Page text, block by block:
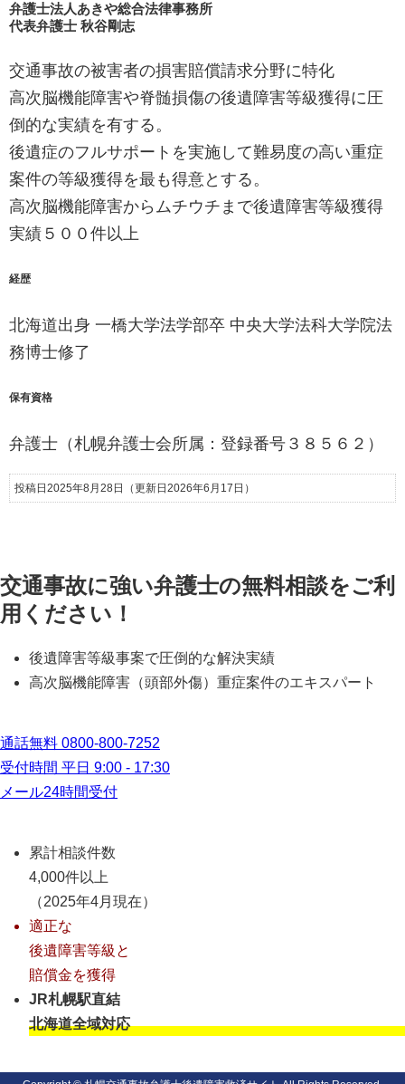
弁護士法人あきや総合法律事務所
代表弁護士 秋谷剛志
交通事故の被害者の損害賠償請求分野に特化
高次脳機能障害や脊髄損傷の後遺障害等級獲得に圧
倒的な実績を有する。
後遺症のフルサポートを実施して難易度の高い重症
案件の等級獲得を最も得意とする。
高次脳機能障害からムチウチまで後遺障害等級獲得
実績５００件以上
経歴
北海道出身 一橋大学法学部卒 中央大学法科大学院法
務博士修了
保有資格
弁護士（札幌弁護士会所属：登録番号３８５６２）
投稿日2025年8月28日 （更新日2026年6月17日）
交通事故に強い弁護士の無料相談をご利
用ください！
後遺障害等級事案で圧倒的な解決実績
高次脳機能障害（頭部外傷）重症案件のエキスパート
通話無料 0800-800-7252
受付時間 平日 9:00 - 17:30
メール24時間受付
累計相談件数
4,000件以上
（2025年4月現在）
適正な
後遺障害等級と
賠償金を獲得
JR札幌駅直結
北海道全域対応